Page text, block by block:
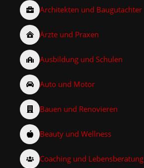
Architekten und Baugutachter
Ärzte und Praxen
Ausbildung und Schulen
Auto und Motor
Bauen und Renovieren
Beauty und Wellness
Coaching und Lebensberatung